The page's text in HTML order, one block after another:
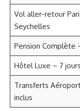
Vol aller-retour
Seychelles
Pension Complète
Hôtel Luxe – 7 jours
Transferts
inclus